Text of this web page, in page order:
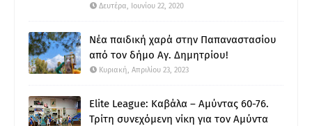
Δευτέρα, Ιουνίου 22, 2020
Νέα παιδική χαρά στην Παπαναστασίου
από τον δήμο Αγ. Δημητρίου!
Κυριακή, Απριλίου 23, 2023
Elite League: Καβάλα – Αμύντας 60-76.
Τρίτη συνεχόμενη νίκη για τον Αμύντα